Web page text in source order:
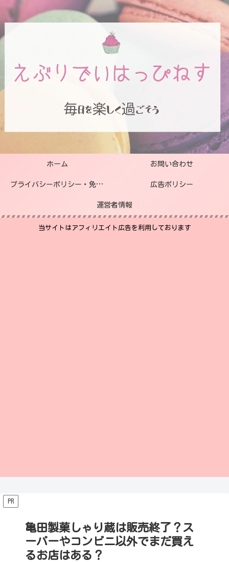
ホーム お問い合わせ
プライバシーポリシー・免責事項 広告ポリシー
運営者情報
当サイトはアフィリエイト広告を利用しております
PR
亀田製菓しゃり蔵は販売終了？ス
ーパーやコンビニ以外でまだ買え
るお店はある？